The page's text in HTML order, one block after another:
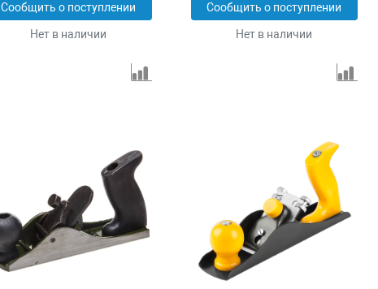
Сообщить о поступлении
Нет в наличии
Сообщить о поступлении
Нет в наличии